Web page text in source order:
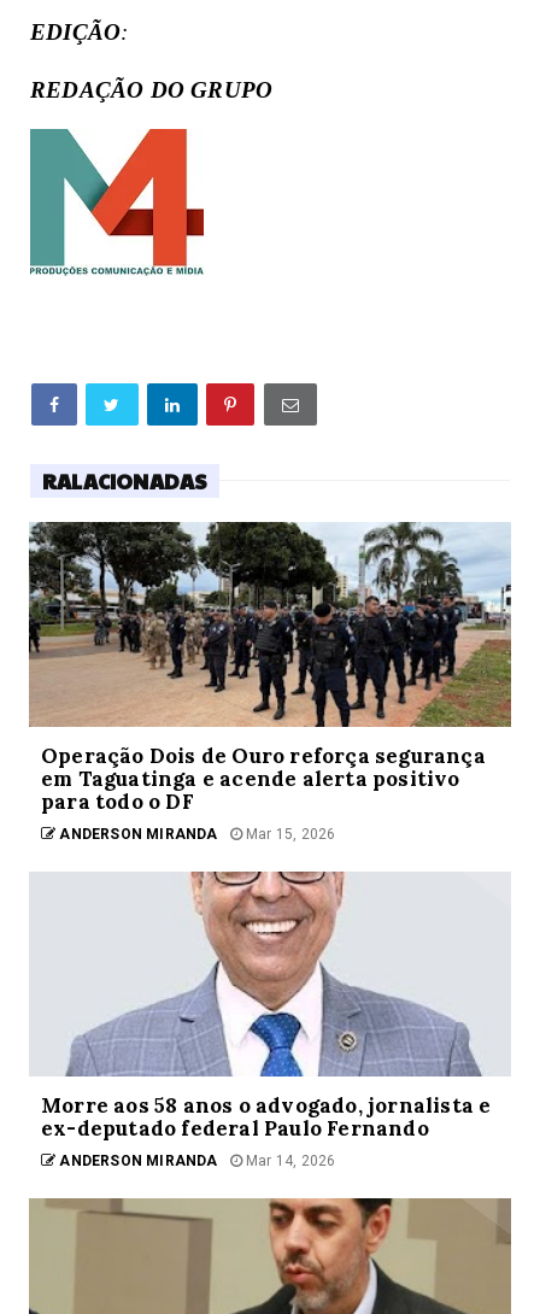
EDIÇÃO:
REDAÇÃO DO GRUPO
RALACIONADAS
Operação Dois de Ouro reforça segurança
em Taguatinga e acende alerta positivo
para todo o DF
ANDERSON MIRANDA Mar 15, 2026
Morre aos 58 anos o advogado, jornalista e
ex-deputado federal Paulo Fernando
ANDERSON MIRANDA Mar 14, 2026